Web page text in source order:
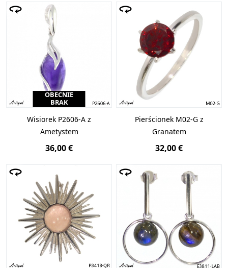
OBECNIE
BRAK
Wisiorek P2606-A z
Ametystem
36,00 €
Pierścionek M02-G z
Granatem
32,00 €